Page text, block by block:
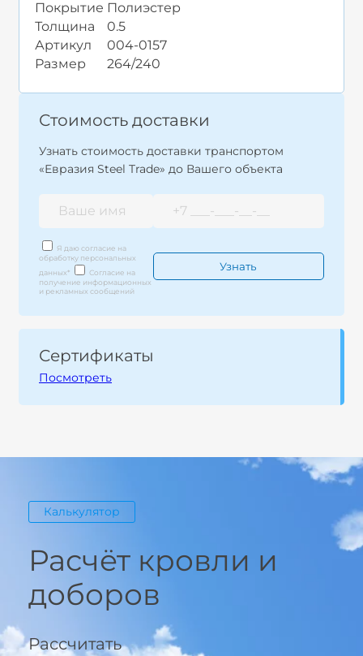
Покрытие Полиэстер
Толщина
0.5
Артикул
004-0157
Размер
264/240
Стоимость доставки
Узнать стоимость доставки транспортом
«Евразия Steel Trade» до Вашего объекта
Я даю согласие на
обработку персональных
данных*
Согласие на
получение информационных
и рекламных сообщений
Сертификаты
Посмотреть
Калькулятор
Расчёт кровли и
доборов
Рассчитать